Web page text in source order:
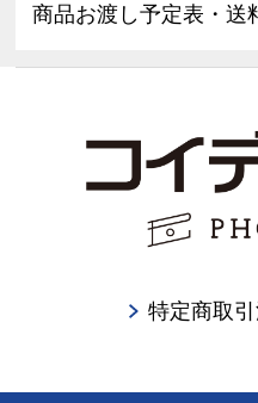
商品お渡し予定表・送
特定商取